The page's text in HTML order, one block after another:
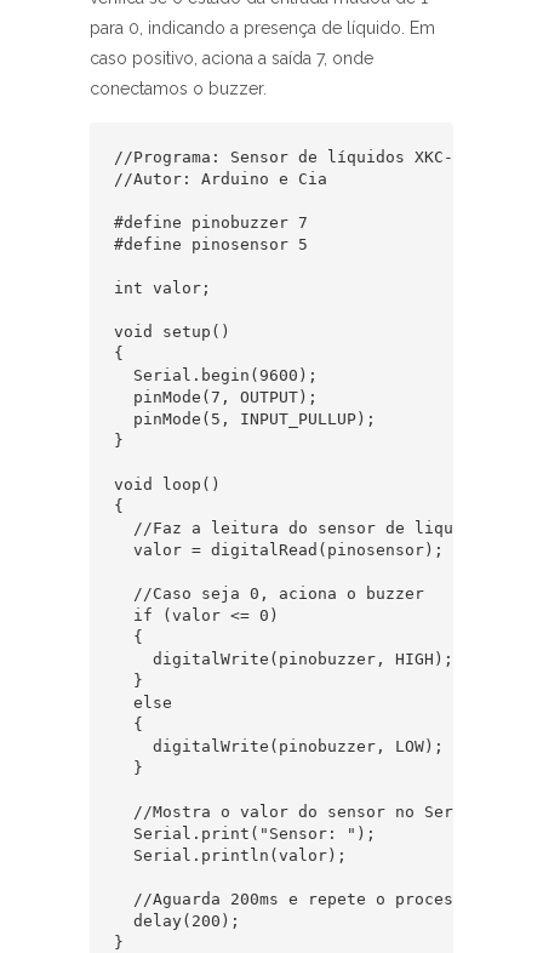
para 0, indicando a presença de líquido. Em
caso positivo, aciona a saída 7, onde
conectamos o buzzer.
//Programa: Sensor de líquidos XKC-Y25-V
//Autor: Arduino e Cia
#define pinobuzzer 7
#define pinosensor 5
int valor;
void setup()
{
  Serial.begin(9600);
  pinMode(7, OUTPUT);
  pinMode(5, INPUT_PULLUP);
}
void loop()
{
  //Faz a leitura do sensor de liquido
  valor = digitalRead(pinosensor);
  //Caso seja 0, aciona o buzzer
  if (valor <= 0)
  {
    digitalWrite(pinobuzzer, HIGH);
  }
  else
  {
    digitalWrite(pinobuzzer, LOW);
  }
//Mostra o valor do sensor no Serial
  Serial.print("Sensor: ");
  Serial.println(valor);
  //Aguarda 200ms e repete o processo
  delay(200);
}